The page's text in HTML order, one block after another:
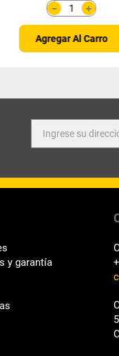
＋
－
Agregar Al Carro
y garantía